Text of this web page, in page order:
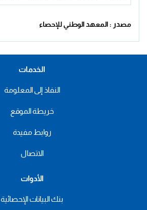
مصدر : المعهد الوطني للإحصاء
الخدمات
النفاذ إلى المعلومة
خريطة الموقع
روابط مفيدة
الاتصال
الأدوات
بنك البيانات الإحصائية